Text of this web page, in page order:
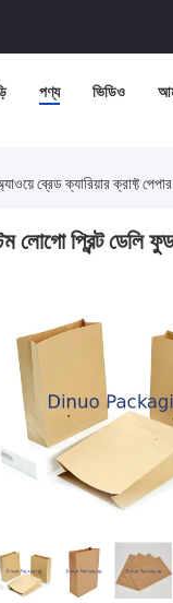
পণ্য ভিডিও
ব্রেড ক্যারিয়ার ক্রাফ্ট
লোগো প্রিন্ট ডেলি